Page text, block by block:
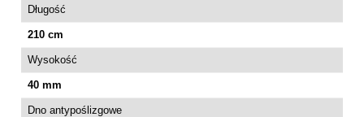
Długość
210 cm
Wysokość
40 mm
Dno antypoślizgowe